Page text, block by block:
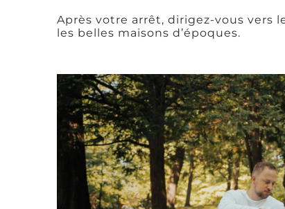
Après votre arrêt, dirigez-vous vers
les belles maisons d’époques.